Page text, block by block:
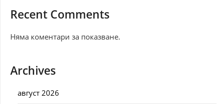
Recent Comments
Няма коментари за показване.
Archives
август 2026